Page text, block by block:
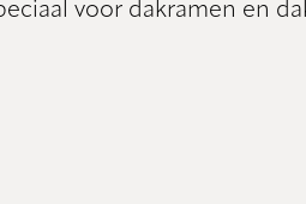
voor dakramen en